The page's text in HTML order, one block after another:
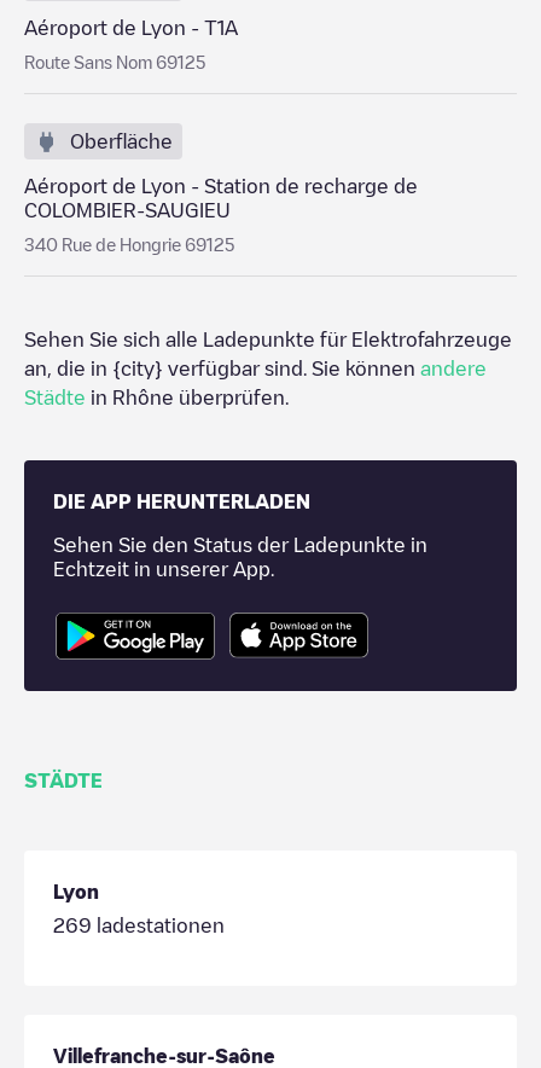
Aéroport de Lyon - T1A
Route Sans Nom 69125
Oberfläche
Aéroport de Lyon - Station de recharge de
COLOMBIER-SAUGIEU
340 Rue de Hongrie 69125
Sehen Sie sich alle Ladepunkte für Elektrofahrzeuge
an, die in {city} verfügbar sind. Sie können andere
Städte in Rhône überprüfen.
DIE APP HERUNTERLADEN
Sehen Sie den Status der Ladepunkte in
Echtzeit in unserer App.
STÄDTE
Lyon
269 ladestationen
Villefranche-sur-Saône